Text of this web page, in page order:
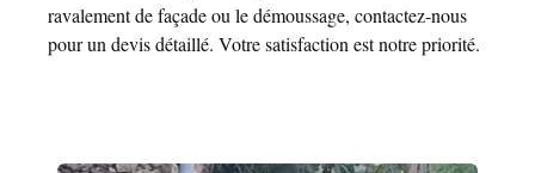
ravalement de façade ou le démoussage, contactez-nous
pour un devis détaillé. Votre satisfaction est notre priorité.